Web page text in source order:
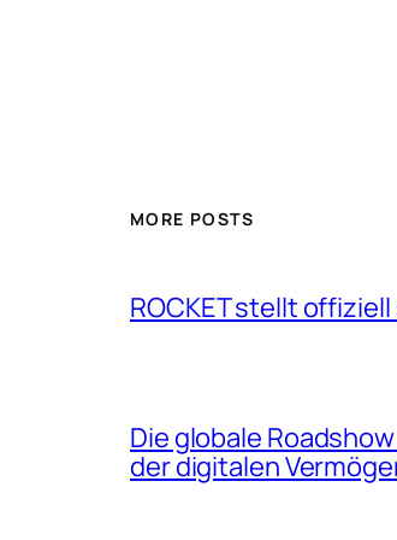
MORE POSTS
ROCKET stellt
Die globale
der digitalen